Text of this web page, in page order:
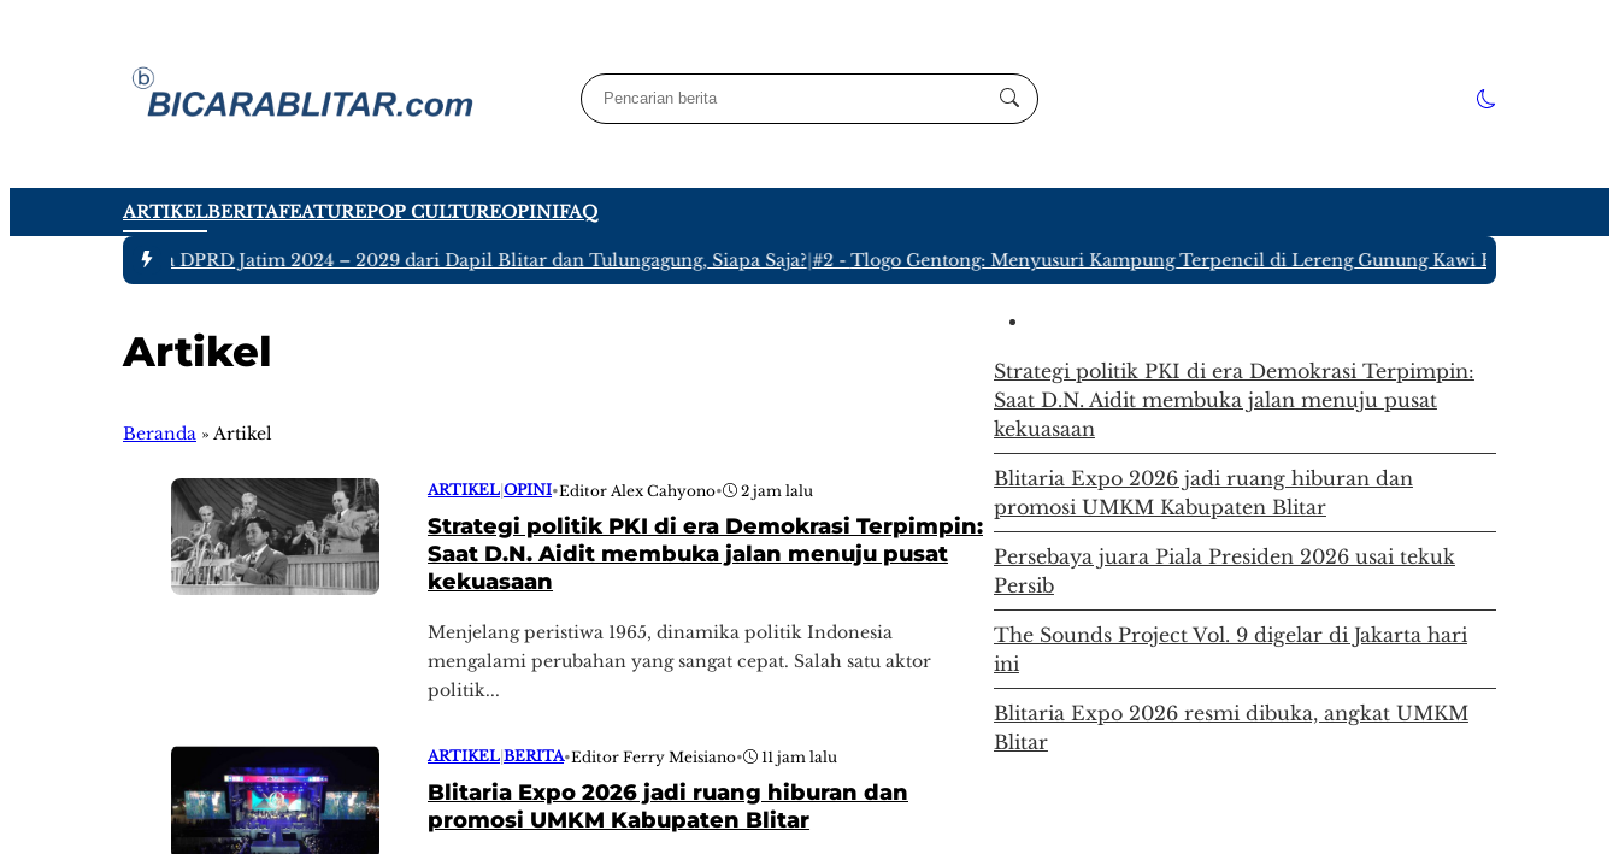
ARTIKELBERITAFEATUREPOP CULTUREOPINIFAQ
tujuh Anggota DPRD Jatim 2024 – 2029 dari Dapil Blitar dan Tulungagung, Siapa Saja?|#2 -Tlogo Gentong: Menyusuri Kampung Terpencil di Lereng Gunung Kawi Blitar yang Hanya
Artikel
Beranda » Artikel
ARTIKEL |OPINI•Editor Alex Cahyono• 2 jam lalu
Strategi politik PKI di era Demokrasi Terpimpin:
Saat D.N. Aidit membuka jalan menuju pusat
kekuasaan
Menjelang peristiwa 1965, dinamika politik Indonesia
mengalami perubahan yang sangat cepat. Salah satu aktor
politik...
ARTIKEL |BERITA•Editor Ferry Meisiano• 11 jam lalu
Blitaria Expo 2026 jadi ruang hiburan dan
promosi UMKM Kabupaten Blitar
Strategi politik PKI di era Demokrasi Terpimpin:
Saat D.N. Aidit membuka jalan menuju pusat
kekuasaan
Blitaria Expo 2026 jadi ruang hiburan dan
promosi UMKM Kabupaten Blitar
Persebaya juara Piala Presiden 2026 usai tekuk
Persib
The Sounds Project Vol. 9 digelar di Jakarta hari
ini
Blitaria Expo 2026 resmi dibuka, angkat UMKM
Blitar